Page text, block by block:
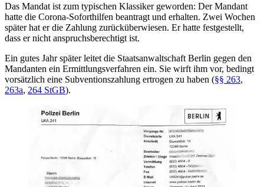
Das Mandat ist zum typischen Klassiker geworden: Der Mandant
hatte die Corona-Soforthilfen beantragt und erhalten. Zwei Wochen
später hat er die Zahlung zurücküberwiesen. Er hatte festgestellt,
dass er nicht anspruchsberechtigt ist.
Ein gutes Jahr später leitet die Staatsanwaltschaft Berlin gegen den
Mandanten ein Ermittlungsverfahren ein. Sie wirft ihm vor, bedingt
vorsätzlich eine Subventionszahlung ertrogen zu haben (§§ 263,
263a, 264 StGB).